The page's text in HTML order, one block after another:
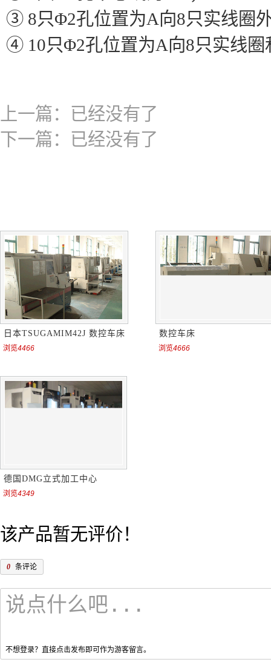
③ 8只Φ2孔位置为A向8只实线圈
④ 10只Φ2孔位置为A向8只实线圈
上一篇：已经没有了
下一篇：已经没有了
日本TSUGAMIM42J 数控车床
浏览4466
数控车床
浏览4666
德国DMG立式加工中心
浏览4349
该产品暂无评价！
0 条评论
不想登录？直接点击发布即可作为游客留言。